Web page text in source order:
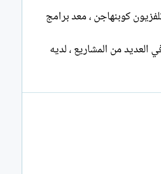
كوبنهاجن ، معد برامج
من المشاريع ، لديه